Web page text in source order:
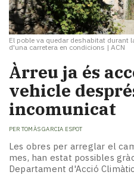
El poble va quedar deshabitat durant
d'una carretera en condicions | ACN
Àrreu ja és
vehicle
incomunicat
PER TOMÀS GARCIA ESPOT
Les obres per arreglar el
mes, han estat possibles
Departament d'Acció